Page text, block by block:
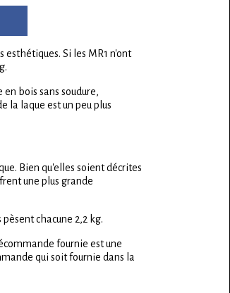
Si les MR1 n'ont
bois sans soudure,
la laque est un peu plus
Bien qu'elles soient décrites
une plus grande
chacune 2,2 kg.
fournie est une
qui soit fournie dans la